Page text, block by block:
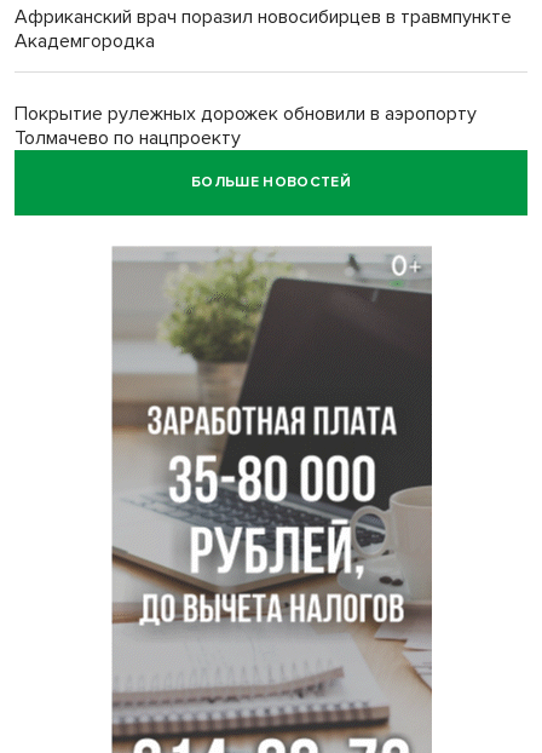
Африканский врач поразил новосибирцев в травмпункте
Академгородка
Покрытие рулежных дорожек обновили в аэропорту
Толмачево по нацпроекту
БОЛЬШЕ НОВОСТЕЙ